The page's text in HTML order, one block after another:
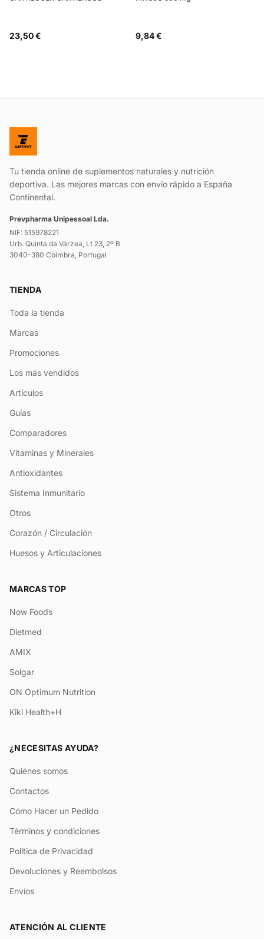
23,50 € 9,84 €
Tu tienda online de suplementos naturales y nutrición
deportiva. Las mejores marcas con envío rápido a España
Continental.
Prevpharma Unipessoal Lda.
NIF: 515978221
Urb. Quinta da Várzea, Lt 23, 2º B
3040-380 Coimbra, Portugal
TIENDA
Toda la tienda
Marcas
Promociones
Los más vendidos
Artículos
Guías
Comparadores
Vitaminas y Minerales
Antioxidantes
Sistema Inmunitario
Otros
Corazón / Circulación
Huesos y Articulaciones
MARCAS TOP
Now Foods
Dietmed
AMIX
Solgar
ON Optimum Nutrition
Kiki Health+H
¿NECESITAS AYUDA?
Quiénes somos
Contactos
Cómo Hacer un Pedido
Términos y condiciones
Política de Privacidad
Devoluciones y Reembolsos
Envíos
ATENCIÓN AL CLIENTE